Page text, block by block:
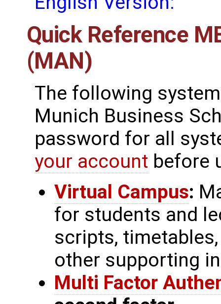
Quick Reference
(MAN)
The following
Munich Business
password for all
your account before
Virtual Campus:
for students and
scripts,
other supporting
Multi Factor